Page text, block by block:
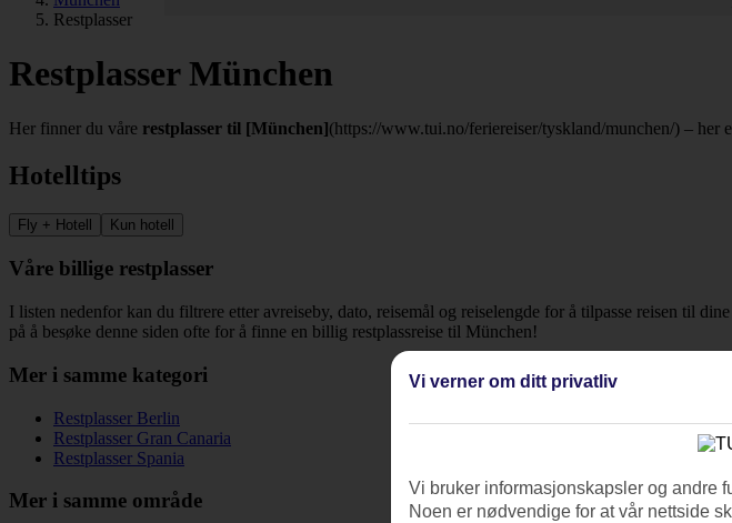
Restplasser
Restplasser München
Her finner du våre restplasser til [München](https://www.tui.no/feriereiser/tyskland/munchen/) – her
Hotelltips
Fly + Hotell Kun hotell
Våre billige restplasser
I listen nedenfor kan du filtrere etter avreiseby, dato, reisemål og reiselengde for å tilpasse reisen til
på å besøke denne siden ofte for å finne en billig restplassreise til München!
Mer i samme kategori
Restplasser Berlin
Restplasser Gran Canaria
Restplasser Spania
Mer i samme område
Vi verner om ditt privatliv
Vi bruker informasjonskapsler og andre
Noen er nødvendige for at vår nettside